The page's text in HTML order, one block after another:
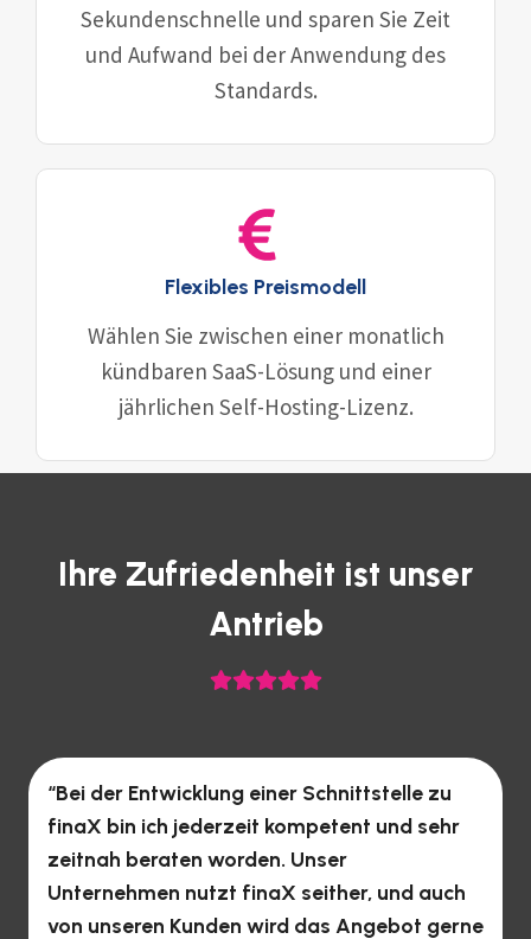
Sekundenschnelle und sparen Sie Zeit
und Aufwand bei der Anwendung des
Standards.
Flexibles Preismodell
Wählen Sie zwischen einer monatlich
kündbaren SaaS-Lösung und einer
jährlichen Self-Hosting-Lizenz.
Ihre Zufriedenheit ist unser
Antrieb
“Bei der Entwicklung einer Schnittstelle zu
finaX bin ich jederzeit kompetent und sehr
zeitnah beraten worden. Unser
Unternehmen nutzt finaX seither, und auch
von unseren Kunden wird das Angebot gerne